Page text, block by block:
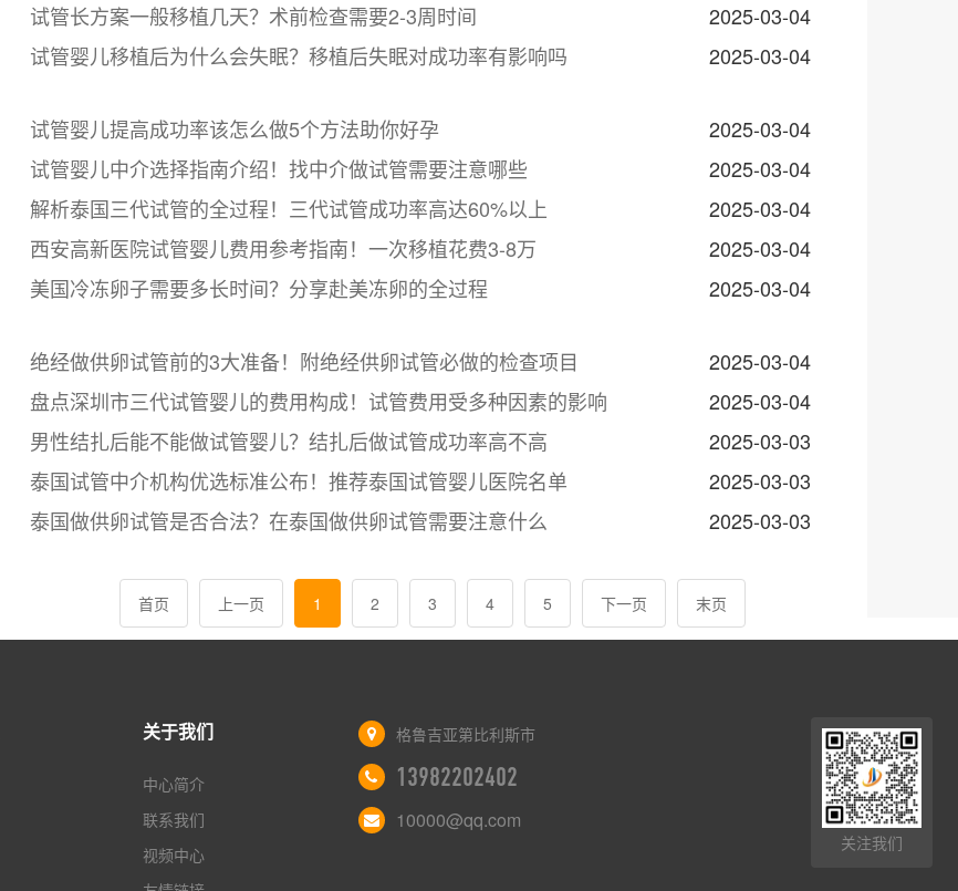
试管长方案一般移植几天？术前检查需要2-3周时间
2025-03-04
试管婴儿移植后为什么会失眠？移植后失眠对成功率有影响吗
2025-03-04
试管婴儿提高成功率该怎么做5个方法助你好孕
2025-03-04
试管婴儿中介选择指南介绍！找中介做试管需要注意哪些
2025-03-04
解析泰国三代试管的全过程！三代试管成功率高达60%以上
2025-03-04
西安高新医院试管婴儿费用参考指南！一次移植花费3-8万
2025-03-04
美国冷冻卵子需要多长时间？分享赴美冻卵的全过程
2025-03-04
绝经做供卵试管前的3大准备！附绝经供卵试管必做的检查项目
2025-03-04
盘点深圳市三代试管婴儿的费用构成！试管费用受多种因素的影响
2025-03-04
男性结扎后能不能做试管婴儿？结扎后做试管成功率高不高
2025-03-03
泰国试管中介机构优选标准公布！推荐泰国试管婴儿医院名单
2025-03-03
泰国做供卵试管是否合法？在泰国做供卵试管需要注意什么
2025-03-03
首页 上一页 1 2 3 4 5 下一页 末页
关于我们
中心简介
联系我们
视频中心
格鲁吉亚第比利斯市
13982202402
10000@qq.com
关注我们